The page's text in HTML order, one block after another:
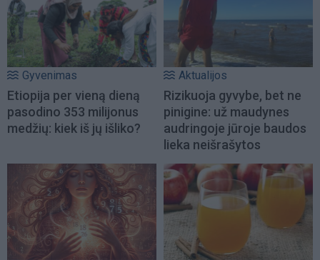
Gyvenimas
Etiopija per vieną dieną
pasodino 353 milijonus
medžių: kiek iš jų išliko?
Aktualijos
Rizikuoja gyvybe, bet ne
pinigine: už maudynes
audringoje jūroje baudos
lieka neišrašytos